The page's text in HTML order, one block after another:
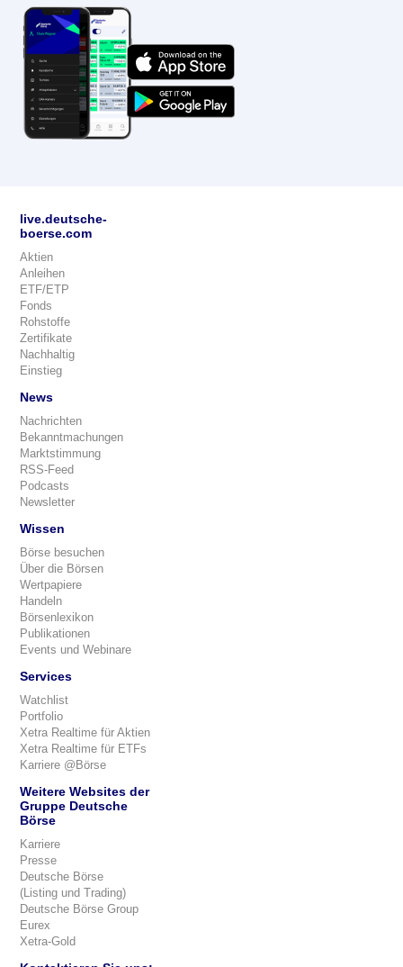
live.deutsche-
boerse.com
Aktien
Anleihen
ETF/ETP
Fonds
Rohstoffe
Zertifikate
Nachhaltig
Einstieg
News
Nachrichten
Bekanntmachungen
Marktstimmung
RSS-Feed
Podcasts
Newsletter
Wissen
Börse besuchen
Über die Börsen
Wertpapiere
Handeln
Börsenlexikon
Publikationen
Events und Webinare
Services
Watchlist
Portfolio
Xetra Realtime für Aktien
Xetra Realtime für ETFs
Karriere @Börse
Weitere Websites der
Gruppe Deutsche
Börse
Karriere
Presse
Deutsche Börse
(Listing und Trading)
Deutsche Börse Group
Eurex
Xetra-Gold